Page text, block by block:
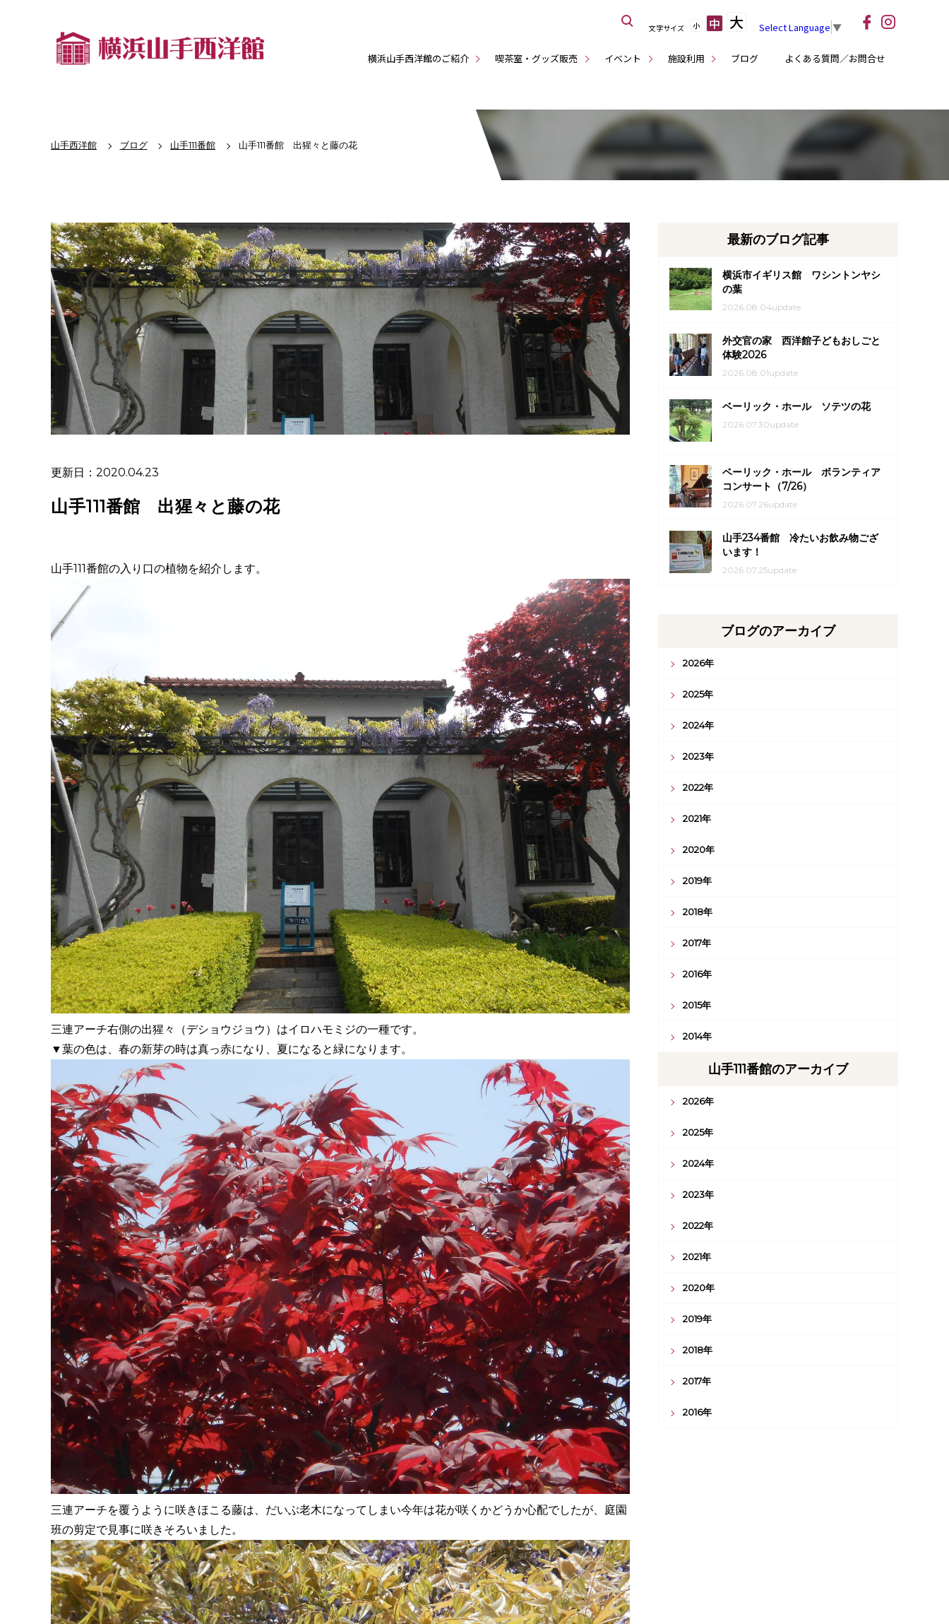
横浜山手西洋館のご紹介 喫茶室・グッズ販売 イベント 施設利用 ブログ よくある質問／お問合せ
文字サイズ 小 中 大 Select Language ▼
山手西洋館 ブログ 山手111番館 山手111番館 出猩々と藤の花
更新日：2020.04.23
山手111番館 出猩々と藤の花
山手111番館の入り口の植物を紹介します。
三連アーチ右側の出猩々（デショウジョウ） はイロハモミジの一種です。
▼葉の色は、春の新芽の時は真っ赤になり、夏になると緑になります。
三連アーチを覆うように咲きほこる藤は、だいぶ老木になってしまい今年は花が咲くかどうか心配でしたが、庭園
班の剪定で見事に咲きそろいました。
最新のブログ記事
横浜市イギリス館 ワシントンヤシ
の葉
2026.08.04update
外交官の家 西洋館子どもおしごと
体験2026
2026.08.01update
ベーリック・ホール ソテツの花
2026.07.30update
ベーリック・ホール ボランティア
コンサート（7/26）
2026.07.26update
山手234番館 冷たいお飲み物ござ
います！
2026.07.25update
ブログのアーカイブ
2026年
2025年
2024年
2023年
2022年
2021年
2020年
2019年
2018年
2017年
2016年
2015年
2014年
山手111番館のアーカイブ
2026年
2025年
2024年
2023年
2022年
2021年
2020年
2019年
2018年
2017年
2016年